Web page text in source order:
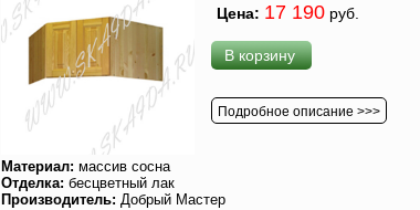
Цена: 17 190руб.
В корзину
Подробное описание >>>
Материал: массив сосна
Отделка: бесцветный лак
Производитель: Добрый Мастер